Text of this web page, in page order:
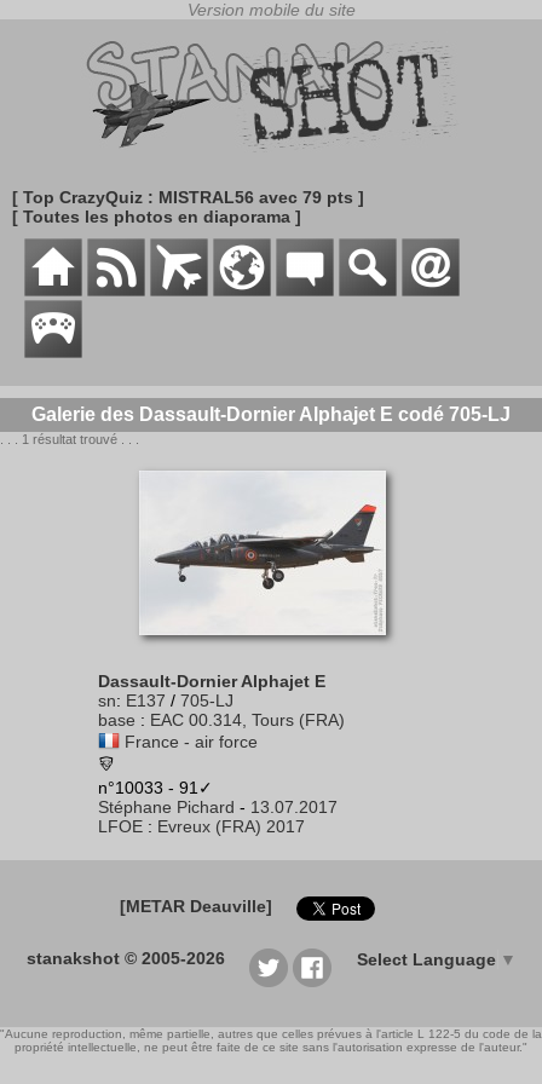
[ Top CrazyQuiz : MISTRAL56 avec 79 pts ]
[ Toutes les photos en diaporama ]
Galerie des Dassault-Dornier Alphajet E codé 705-LJ
. . . 1 résultat trouvé . . .
Dassault-Dornier Alphajet E
sn: E137 / 705-LJ
base : EAC 00.314, Tours (FRA)
France - air force
n°10033 - 91✓
Stéphane Pichard - 13.07.2017
LFOE : Evreux (FRA) 2017
[METAR Deauville]
stanakshot © 2005-2026 Select Language ▼
"Aucune reproduction, même partielle, autres que celles prévues à l'article L 122-5 du code de la
propriété intellectuelle, ne peut être faite de ce site sans l'autorisation expresse de l'auteur."